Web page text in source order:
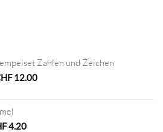
Zahlen und Zeichen
24.00
12.00Aktueller
4.20Aktueller